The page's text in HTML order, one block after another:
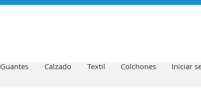
Guantes Calzado Textil Colchones Iniciar